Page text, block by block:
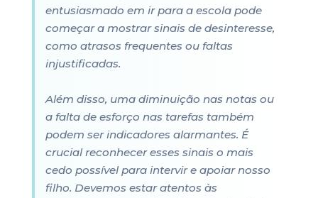
entusiasmado em ir para a escola pode
começar a mostrar sinais de desinteresse,
como atrasos frequentes ou faltas
injustificadas.
Além disso, uma diminuição nas notas ou
a falta de esforço nas tarefas também
podem ser indicadores alarmantes. É
crucial reconhecer esses sinais o mais
cedo possível para intervir e apoiar nosso
filho. Devemos estar atentos às